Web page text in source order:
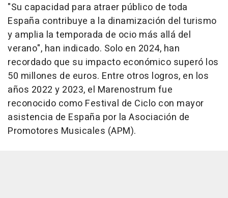
"Su capacidad para atraer público de toda
España contribuye a la dinamización del turismo
y amplia la temporada de ocio más allá del
verano", han indicado. Solo en 2024, han
recordado que su impacto económico superó los
50 millones de euros. Entre otros logros, en los
años 2022 y 2023, el Marenostrum fue
reconocido como Festival de Ciclo con mayor
asistencia de España por la Asociación de
Promotores Musicales (APM).